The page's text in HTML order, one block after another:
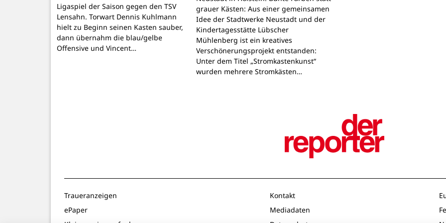
Ligaspiel der Saison gegen den TSV
Lensahn. Torwart Dennis Kuhlmann
hielt zu Beginn seinen Kasten sauber,
dann übernahm die blau/gelbe
Offensive und Vincent…
grauer Kästen: Aus einer gemeinsamen
Idee der Stadtwerke Neustadt und der
Kindertagesstätte Lübscher
Mühlenberg ist ein kreatives
Verschönerungsprojekt entstanden:
Unter dem Titel „Stromkastenkunst“
wurden mehrere Stromkästen…
Traueranzeigen
ePaper
Kontakt
Mediadaten